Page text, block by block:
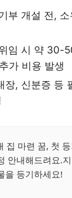
부 개설 전, 소
임 시 약 30-
가 비용 발생
장, 신분증 등
집 마련 꿈, 첫
안내해드려요.
을 등기하세요!